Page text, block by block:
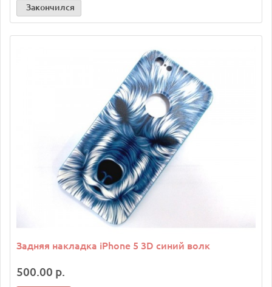
Закончился
Задняя накладка iPhone 5 3D синий волк
500.00 р.